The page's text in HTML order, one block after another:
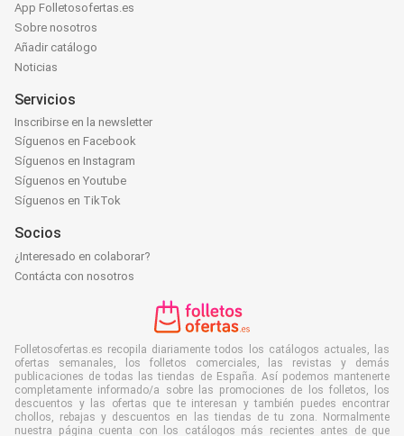
App Folletosofertas.es
Sobre nosotros
Añadir catálogo
Noticias
Servicios
Inscribirse en la newsletter
Síguenos en Facebook
Síguenos en Instagram
Síguenos en Youtube
Síguenos en TikTok
Socios
¿Interesado en colaborar?
Contácta con nosotros
Folletosofertas.es recopila diariamente todos los catálogos actuales, las
ofertas semanales, los folletos comerciales, las revistas y demás
publicaciones de todas las tiendas de España. Así podemos mantenerte
completamente informado/a sobre las promociones de los folletos, los
descuentos y las ofertas que te interesan y también puedes encontrar
chollos, rebajas y descuentos en las tiendas de tu zona. Normalmente
nuestra página cuenta con los catálogos más recientes antes de que